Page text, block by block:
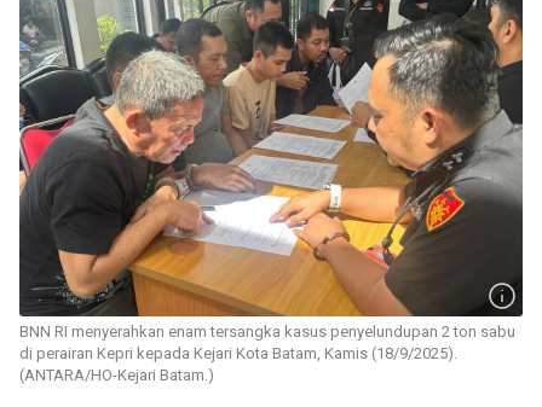
BNN RI menyerahkan enam tersangka kasus penyelundupan 2 ton sabu
di perairan Kepri kepada Kejari Kota Batam, Kamis (18/9/2025).
(ANTARA/HO-Kejari Batam.)